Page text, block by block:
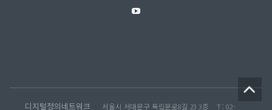
YouTube
디지털정의네트워크 서울시 서대문구 독립문로8길 23 3층 T : 02-